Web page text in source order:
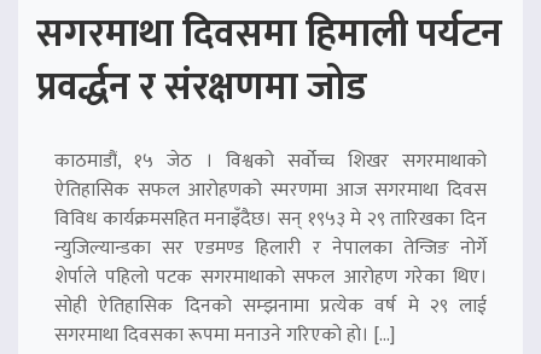
सगरमाथा दिवसमा हिमाली पर्यटन
प्रवर्द्धन र संरक्षणमा जोड
काठमाडौं, १५ जेठ । विश्वको सर्वोच्च शिखर सगरमाथाको
ऐतिहासिक सफल आरोहणको स्मरणमा आज सगरमाथा दिवस
विविध कार्यक्रमसहित मनाइँदैछ। सन् १९५३ मे २९ तारिखका दिन
न्युजिल्यान्डका सर एडमण्ड हिलारी र नेपालका तेन्जिङ नोर्गे
शेर्पाले पहिलो पटक सगरमाथाको सफल आरोहण गरेका थिए।
सोही ऐतिहासिक दिनको सम्झनामा प्रत्येक वर्ष मे २९ लाई
सगरमाथा दिवसका रूपमा मनाउने गरिएको हो। […]